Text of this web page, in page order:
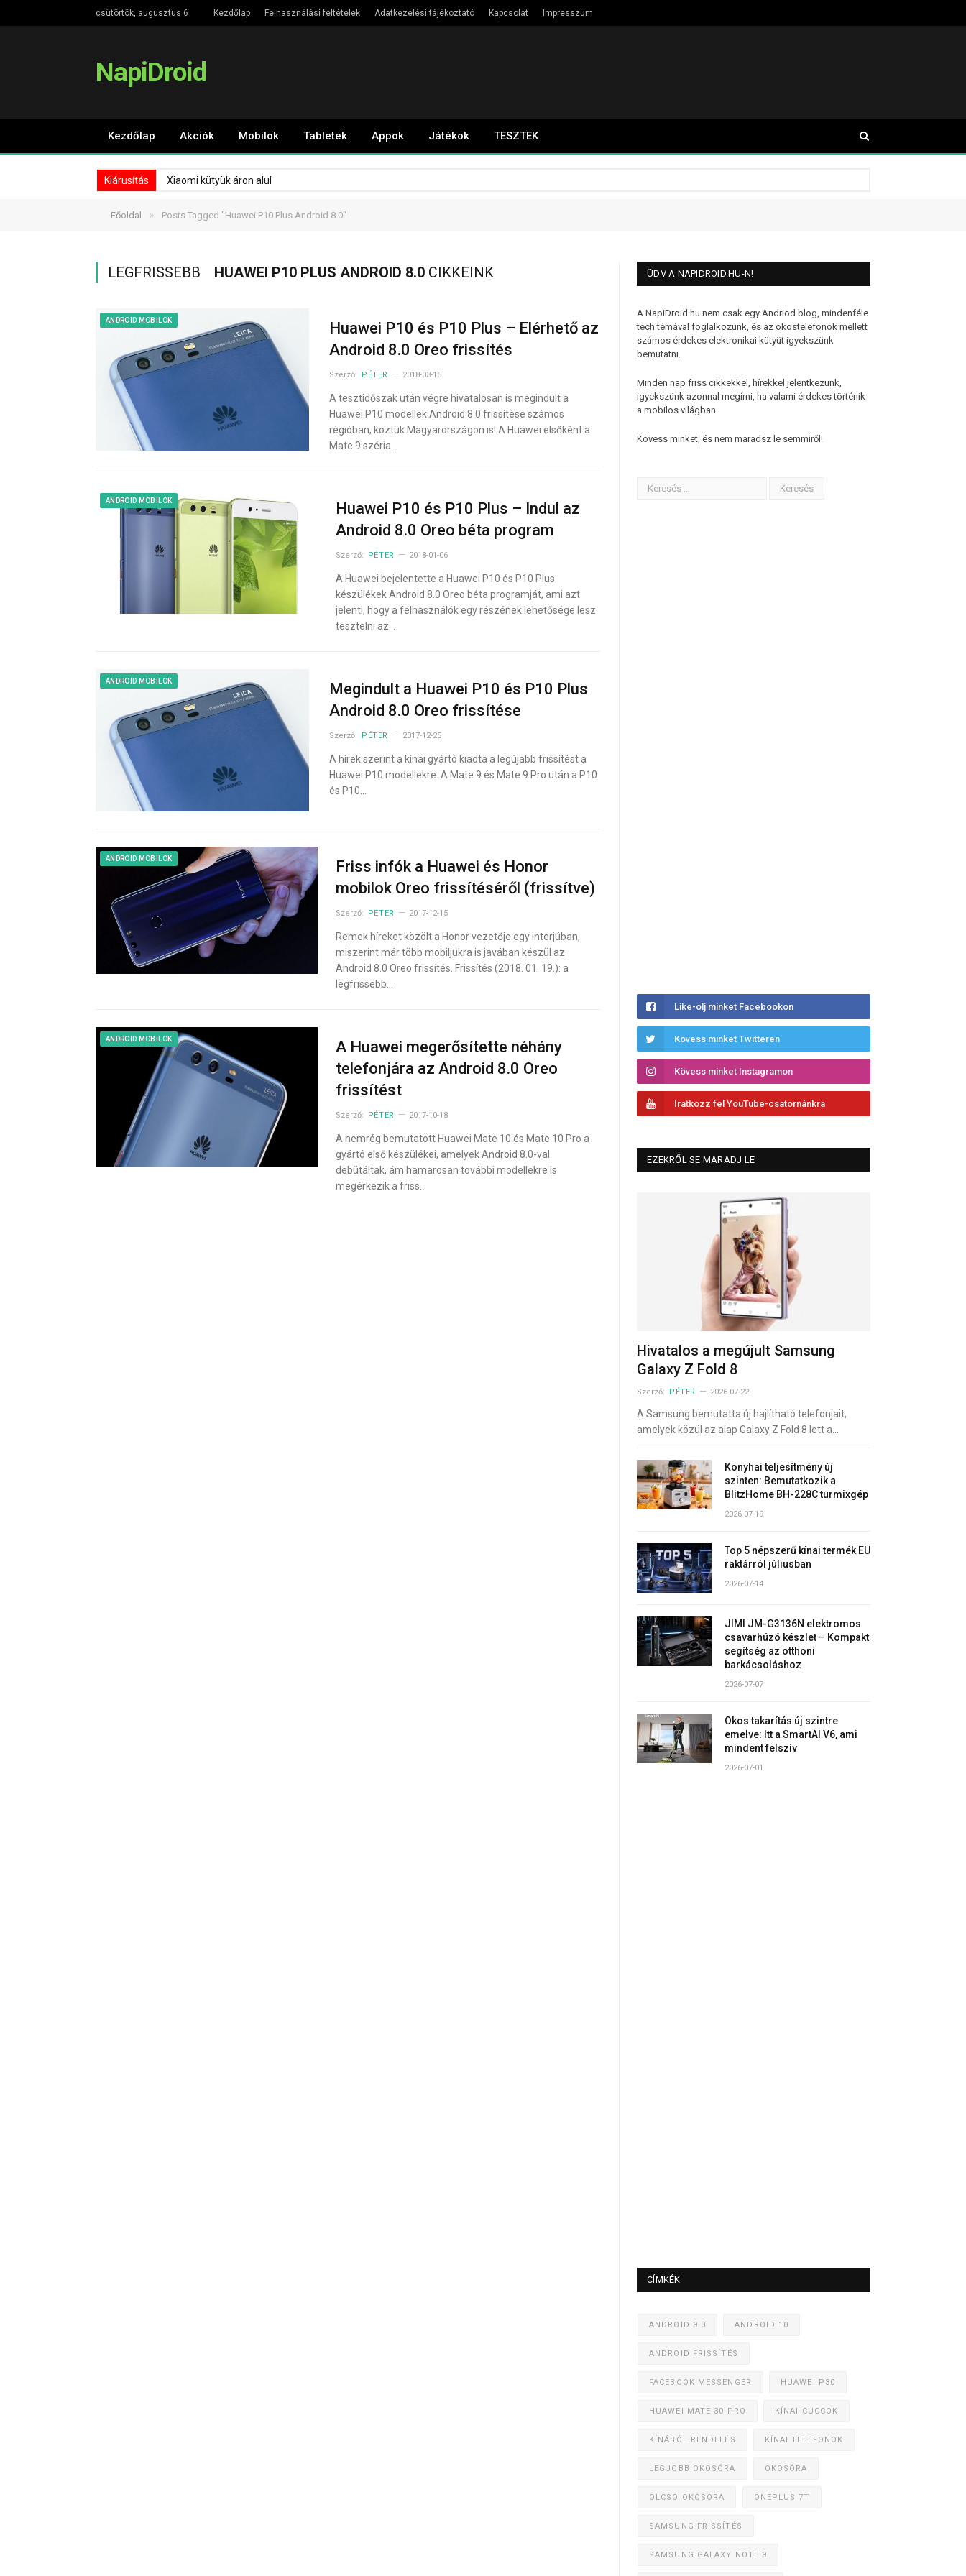
csütörtök, augusztus 6 Kezdőlap Felhasználási feltételek Adatkezelési tájékoztató Kapcsolat Impresszum
NapiDroid
Kezdőlap Akciók Mobilok Tabletek Appok Játékok TESZTEK
Kiárusítás Xiaomi kütyük áron alul
Főoldal » Posts Tagged "Huawei P10 Plus Android 8.0"
LEGFRISSEBB HUAWEI P10 PLUS ANDROID 8.0 CIKKEINK
ANDROID MOBILOK
Huawei P10 és P10 Plus – Elérhető az
Android 8.0 Oreo frissítés
Szerző: PÉTER 2018-03-16
A tesztidőszak után végre hivatalosan is megindult a
Huawei P10 modellek Android 8.0 frissítése számos
régióban, köztük Magyarországon is! A Huawei elsőként a
Mate 9 széria…
ANDROID MOBILOK
Huawei P10 és P10 Plus – Indul az
Android 8.0 Oreo béta program
Szerző: PÉTER 2018-01-06
A Huawei bejelentette a Huawei P10 és P10 Plus
készülékek Android 8.0 Oreo béta programját, ami azt
jelenti, hogy a felhasználók egy részének lehetősége lesz
tesztelni az…
ANDROID MOBILOK
Megindult a Huawei P10 és P10 Plus
Android 8.0 Oreo frissítése
Szerző: PÉTER 2017-12-25
A hírek szerint a kínai gyártó kiadta a legújabb frissítést a
Huawei P10 modellekre. A Mate 9 és Mate 9 Pro után a P10
és P10…
ANDROID MOBILOK
Friss infók a Huawei és Honor
mobilok Oreo frissítéséről (frissítve)
Szerző: PÉTER 2017-12-15
Remek híreket közölt a Honor vezetője egy interjúban,
miszerint már több mobiljukra is javában készül az
Android 8.0 Oreo frissítés. Frissítés (2018. 01. 19.): a
legfrissebb…
ANDROID MOBILOK
A Huawei megerősítette néhány
telefonjára az Android 8.0 Oreo
frissítést
Szerző: PÉTER 2017-10-18
A nemrég bemutatott Huawei Mate 10 és Mate 10 Pro a
gyártó első készülékei, amelyek Android 8.0-val
debütáltak, ám hamarosan további modellekre is
megérkezik a friss…
ÜDV A NAPIDROID.HU-N!
A NapiDroid.hu nem csak egy Andriod blog, mindenféle
tech témával foglalkozunk, és az okostelefonok mellett
számos érdekes elektronikai kütyüt igyekszünk
bemutatni.
Minden nap friss cikkekkel, hírekkel jelentkezünk,
igyekszünk azonnal megírni, ha valami érdekes történik
a mobilos világban.
Kövess minket, és nem maradsz le semmiről!
Like-olj minket Facebookon
Kövess minket Twitteren
Kövess minket Instagramon
Iratkozz fel YouTube-csatornánkra
EZEKRŐL SE MARADJ LE
Hivatalos a megújult Samsung
Galaxy Z Fold 8
Szerző: PÉTER 2026-07-22
A Samsung bemutatta új hajlítható telefonjait,
amelyek közül az alap Galaxy Z Fold 8 lett a…
Konyhai teljesítmény új
szinten: Bemutatkozik a
BlitzHome BH-228C turmixgép
2026-07-19
Top 5 népszerű kínai termék EU
raktárról júliusban
2026-07-14
JIMI JM-G3136N elektromos
csavarhúzó készlet – Kompakt
segítség az otthoni
barkácsoláshoz
2026-07-07
Okos takarítás új szintre
emelve: Itt a SmartAI V6, ami
mindent felszív
2026-07-01
CÍMKÉK
ANDROID 9.0 ANDROID 10
ANDROID FRISSÍTÉS
FACEBOOK MESSENGER HUAWEI P30
HUAWEI MATE 30 PRO KÍNAI CUCCOK
KÍNÁBÓL RENDELÉS KÍNAI TELEFONOK
LEGJOBB OKOSÓRA OKOSÓRA
OLCSÓ OKOSÓRA ONEPLUS 7T
SAMSUNG FRISSÍTÉS
SAMSUNG GALAXY NOTE 9